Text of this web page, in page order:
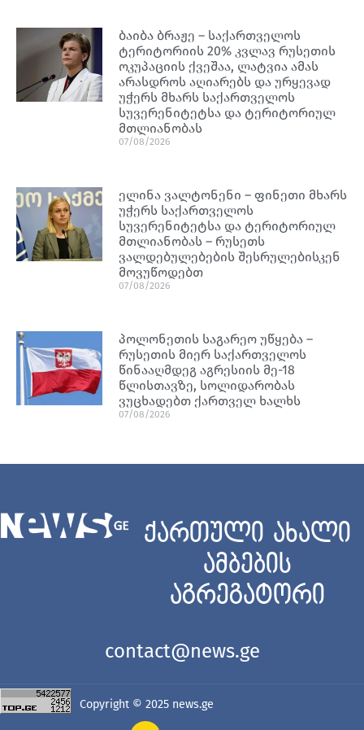
ბაიბა ბრაჟე – საქართველოს
ტერიტორიის 20% კვლავ რუსეთის
ოკუპაციის ქვეშაა, ლატვია ამას
არასდროს აღიარებს და ურყევად
უჭერს მხარს საქართველოს
სუვერენიტეტსა და ტერიტორიულ
მთლიანობას
07/08/2026
ელინა ვალტონენი – ფინეთი მხარს
უჭერს საქართველოს
სუვერენიტეტსა და ტერიტორიულ
მთლიანობას – რუსეთს
ვალდებულებების შესრულებისკენ
მოვუწოდებთ
07/08/2026
პოლონეთის საგარეო უწყება –
რუსეთის მიერ საქართველოს
წინააღმდეგ აგრესიის მე-18
წლისთავზე, სოლიდარობას
ვუცხადებთ ქართველ ხალხს
07/08/2026
ქართული ახალი
ამბების
აგრეგატორი
contact@news.ge
Copyright © 2025 news.ge